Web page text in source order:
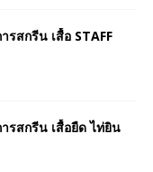
รสกรีน เสื้อ STAFF
รสกรีน เสื้อยืด ไท่ยิน